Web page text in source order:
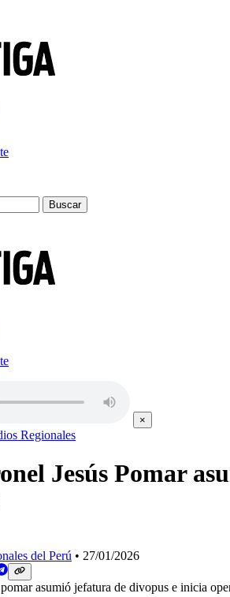
Buscar
×
Regionales
Jesús Pomar
del Perú • 27/01/2026